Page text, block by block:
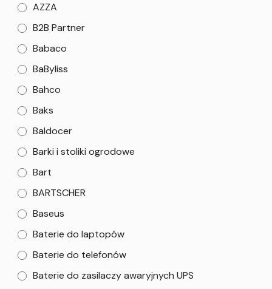
AZZA
B2B Partner
Babaco
BaByliss
Bahco
Baks
Baldocer
Barki i stoliki ogrodowe
Bart
BARTSCHER
Baseus
Baterie do laptopów
Baterie do telefonów
Baterie do zasilaczy awaryjnych UPS